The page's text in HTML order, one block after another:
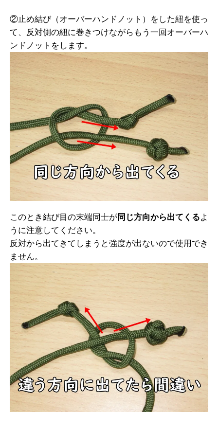
②止め結び（オーバーハンドノット）をした紐を使っ
て、反対側の紐に巻きつけながらもう一回オーバーハ
ンドノットをします。
このとき結び目の末端同士が同じ方向から出てくるよ
うに注意してください。
反対から出てきてしまうと強度が出ないので使用でき
ません。